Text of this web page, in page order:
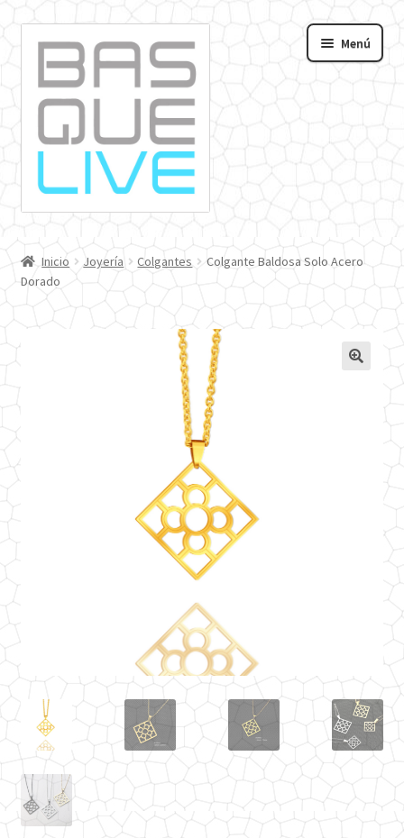
navegación
contenido
Menú
Inicio Joyería Colgantes
Colgante Baldosa Solo Acero
Dorado